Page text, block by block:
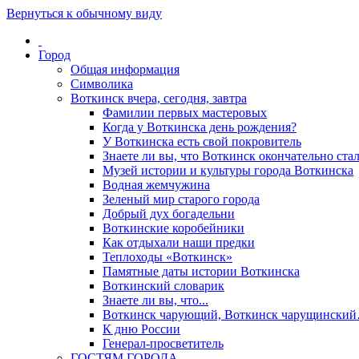
Вернуться к обычному виду
Город
Общая информация
Символика
Воткинск вчера, сегодня, завтра
Фамилии первых мастеровых
Когда у Воткинска день рождения?
У Воткинска есть свой покровитель
Знаете ли вы, что Воткинск окончательно
Музей истории и культуры города Воткинска
Водная жемчужина
Зеленый мир старого города
Добрый дух богадельни
Воткинские коробейники
Как отдыхали наши предки
Теплоходы «Воткинск»
Памятные даты истории Воткинска
Воткинский словарик
Знаете ли вы, что...
Воткинск чарующий, Воткинск
К дню России
Генерал-просветитель